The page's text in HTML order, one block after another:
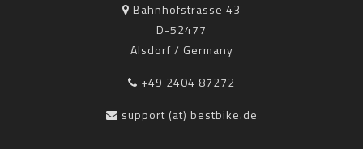
Bahnhofstrasse 43
D-52477
Alsdorf / Germany
+49 2404 87272
support (at) bestbike.de